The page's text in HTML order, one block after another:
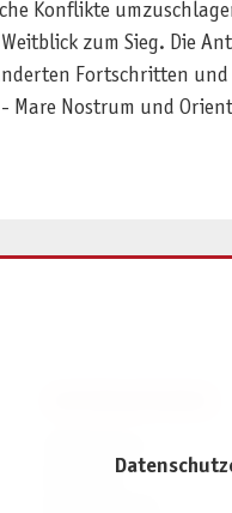
Konflikte
zum Sieg. Die
Fortschritten
Mare Nostrum und
Kontakt